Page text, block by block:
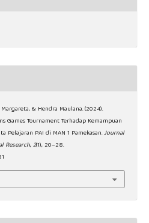
& Hendra Maulana. (2024).
Games Tournament Terhadap Kemampuan
Pelajaran PAI di MAN 1 Pamekasan.Journal
Research,2(1), 20–28.